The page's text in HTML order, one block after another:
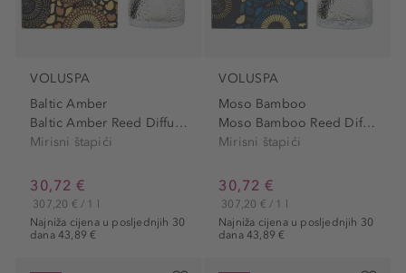
VOLUSPA
Baltic Amber
Baltic Amber Reed Diffuser
Mirisni štapići
30,72 €
Najniža cijena u posljednjih 30
dana 43,89 €
307,20 € / 1 l
VOLUSPA
Moso Bamboo
Moso Bamboo Reed Diffuser
Mirisni štapići
30,72 €
Najniža cijena u posljednjih 30
dana 43,89 €
307,20 € / 1 l